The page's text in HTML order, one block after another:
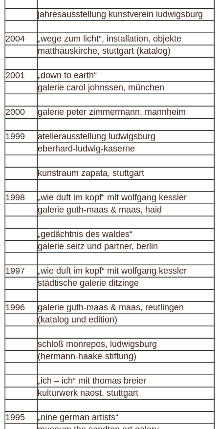
jahresausstellung kunstverein ludwigsburg
2004
„wege zum licht“, installation, objekte
matthäuskirche, stuttgart (katalog)
2001
„down to earth“
galerie carol johnssen, münchen
2000 galerie peter zimmermann, mannheim
1999
atelierausstellung ludwigsburg
eberhard-ludwig-kaserne
kunstraum zapata, stuttgart
1998
„wie duft im kopf“ mit wolfgang kessler
galerie guth-maas & maas, haid
„gedächtnis des waldes“
galerie seitz und partner, berlin
1997
„wie duft im kopf“ mit wolfgang kessler
städtische galerie ditzinge
1996
galerie guth-maas & maas, reutlingen
(katalog und edition)
schloß monrepos, ludwigsburg
(hermann-haake-stiftung)
„ich – ich“ mit thomas breier
kulturwerk naost, stuttgart
1995
„nine german artists“